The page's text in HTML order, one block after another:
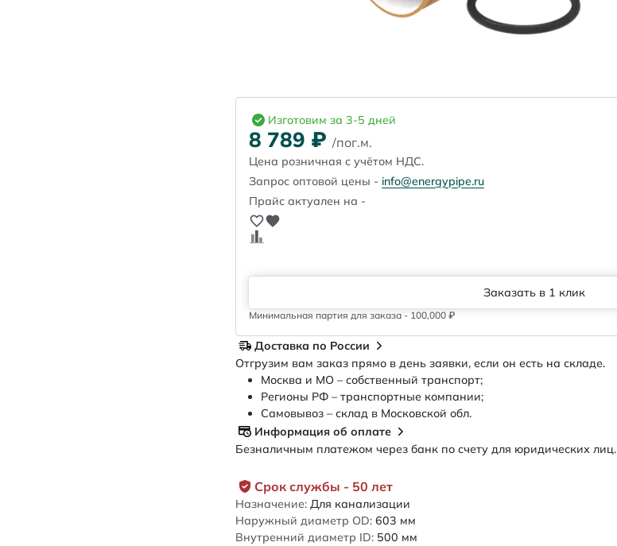
Срок службы - 50 лет
Назначение: Для канализации
Наружный диаметр OD: 603 мм
Внутренний диаметр ID: 500 мм
Изготовим за 3-5 дней
8 789 ₽ /пог.м.
Цена розничная с учётом НДС.
Запрос оптовой цены - info@energypipe.ru
Прайс актуален на -
Заказать в 1 клик
Минимальная партия для заказа - 100,000 ₽
Доставка по России
Отгрузим вам заказ прямо в день заявки, если он есть на складе.
Москва и МО – собственный транспорт;
Регионы РФ – транспортные компании;
Самовывоз – склад в Московской обл.
Информация об оплате
Безналичным платежом через банк по счету для юридических лиц.